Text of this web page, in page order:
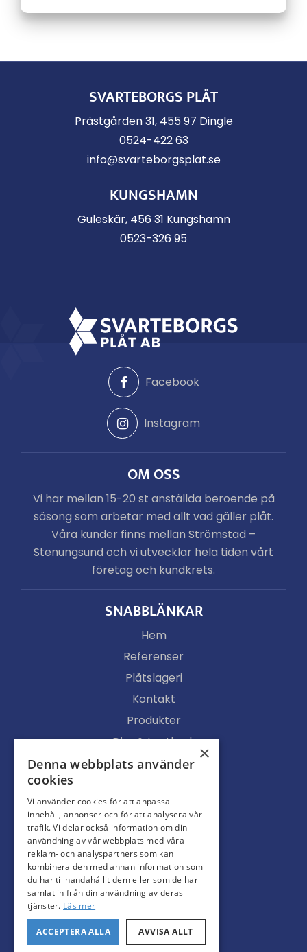
SVARTEBORGS PLÅT
Prästgården 31, 455 97 Dingle
0524-422 63
info@svarteborgsplat.se
KUNGSHAMN
Guleskär, 456 31 Kungshamn
0523-326 95
Facebook
Instagram
OM OSS
Vi har mellan 15-20 st anställda beroende på
säsong som arbetar med allt vad gäller plåt.
Våra kunder finns mellan Strömstad –
Stenungsund och vi utvecklar hela tiden vårt
företag och kundkrets.
SNABBLÄNKAR
Hem
Referenser
Plåtslageri
Kontakt
Produkter
Djur & Lantbruk
Köpvillkor
Ljusgenomsläpp
Portar
© Svarteborgs Plåt AB
×
Denna webbplats använder
cookies
Vi använder cookies för att anpassa
innehåll, annonser och för att analysera vår
trafik. Vi delar också information om din
användning av vår webbplats med våra
reklam- och analyspartners som kan
kombinera den med annan information som
du har tillhandahållit dem eller som de har
samlat in från din användning av deras
tjänster. Läs mer
ACCEPTERA ALLA AVVISA ALLT